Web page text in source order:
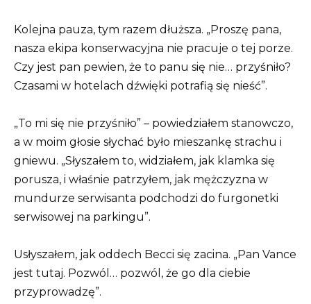
Kolejna pauza, tym razem dłuższa. „Proszę pana,
nasza ekipa konserwacyjna nie pracuje o tej porze.
Czy jest pan pewien, że to panu się nie… przyśniło?
Czasami w hotelach dźwięki potrafią się nieść”.
„To mi się nie przyśniło” – powiedziałem stanowczo,
a w moim głosie słychać było mieszankę strachu i
gniewu. „Słyszałem to, widziałem, jak klamka się
porusza, i właśnie patrzyłem, jak mężczyzna w
mundurze serwisanta podchodzi do furgonetki
serwisowej na parkingu”.
Usłyszałem, jak oddech Becci się zacina. „Pan Vance
jest tutaj. Pozwól… pozwól, że go dla ciebie
przyprowadzę”.